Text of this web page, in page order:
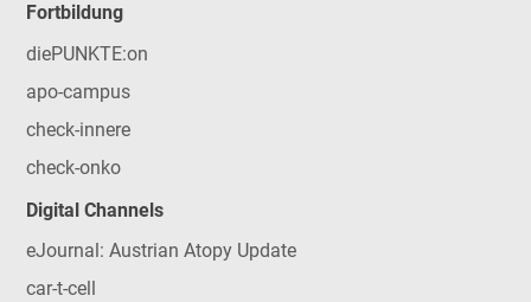
Fortbildung
diePUNKTE:on
apo-campus
check-innere
check-onko
Digital Channels
eJournal: Austrian Atopy Update
car-t-cell